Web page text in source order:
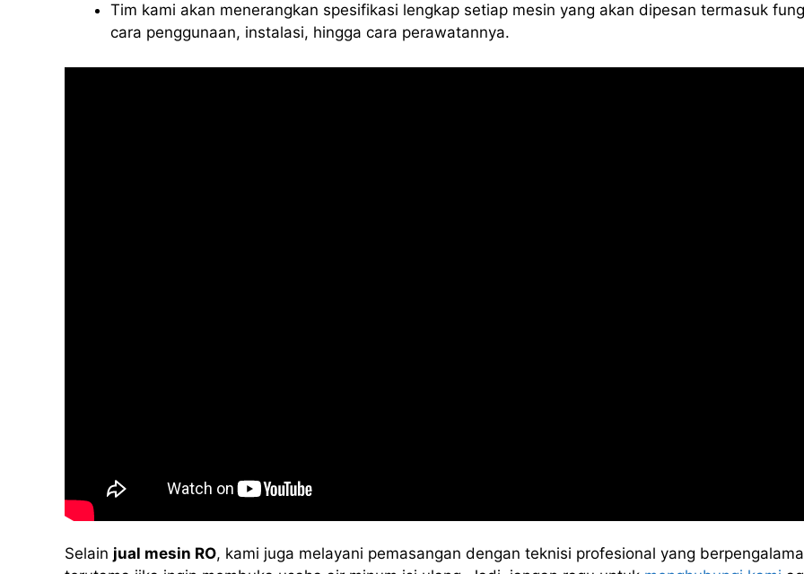
Tim kami akan menerangkan spesifikasi lengkap setiap mesin yang akan dipesan termasuk
cara penggunaan, instalasi, hingga cara perawatannya.
Selain jual mesin RO, kami juga melayani pemasangan dengan teknisi profesional yang